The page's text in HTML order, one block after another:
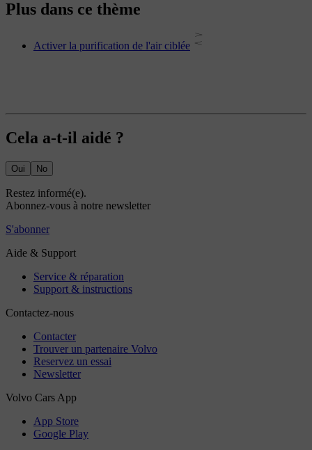
Plus dans ce thème
Activer la purification de l'air ciblée
Cela a-t-il aidé ?
Oui No